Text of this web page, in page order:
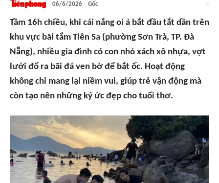
06/6/2026 Gốc
Tầm 16h chiều, khi cái nắng oi ả bắt đầu tắt dần trên
khu vực bãi tắm Tiên Sa (phường Sơn Trà, TP. Đà
Nẵng), nhiều gia đình có con nhỏ xách xô nhựa, vợt
lưới đổ ra bãi đá ven bờ để bắt ốc. Hoạt động
không chỉ mang lại niềm vui, giúp trẻ vận động mà
còn tạo nên những ký ức đẹp cho tuổi thơ.